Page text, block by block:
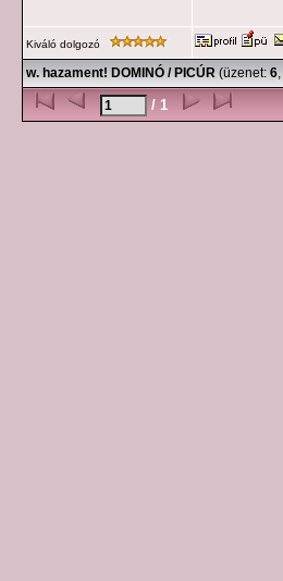
Kiváló dolgozó
w. hazament! DOMINÓ / PICÚR (üzenet: 6,
/ 1